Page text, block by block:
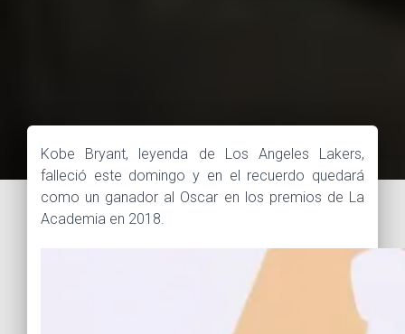
Kobe Bryant, leyenda de Los Angeles Lakers,
falleció este domingo y en el recuerdo quedará
como un ganador al Oscar en los premios de La
Academia en 2018.